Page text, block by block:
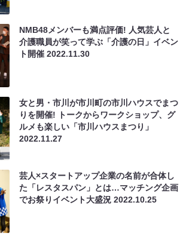
NMB48メンバーも満点評価! 人気芸人と
介護職員が笑って学ぶ「介護の日」イベン
ト開催2022.11.30
女と男・市川が市川町の市川ハウスでまつ
りを開催! トークからワークショップ、グ
ルメも楽しい「市川ハウスまつり」
2022.11.27
芸人×スタートアップ企業の名前が合体し
た「レスタスパン」とは…マッチング企画
でお祭りイベント大盛況2022.10.25